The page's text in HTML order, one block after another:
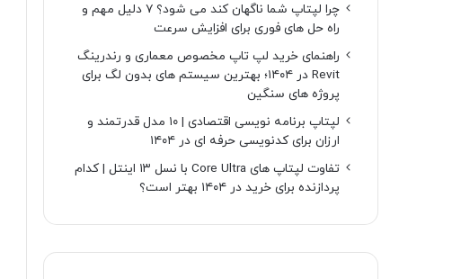
چرا لپتاپ شما ناگهان کند می شود؟ ۷ دلیل مهم و
راه حل های فوری برای افزایش سرعت
راهنمای خرید لپ تاپ مخصوص معماری و رندرینگ
Revit در ۱۴۰۴؛ بهترین سیستم های بدون لگ برای
پروژه های سنگین
لپتاپ برنامه نویسی اقتصادی | ۱۰ مدل قدرتمند و
ارزان برای کدنویسی حرفه ای در ۱۴۰۴
تفاوت لپتاپ های Core Ultra با نسل ۱۳ اینتل | کدام
پردازنده برای خرید در ۱۴۰۴ بهتر است؟